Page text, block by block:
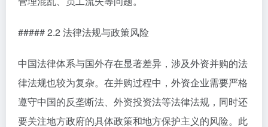
##### 2.2 法律法规与政策风险
中国法律体系与国外存在显著差异，涉及外资并购的法
律法规也较为复杂。在并购过程中，外资企业需要严格
遵守中国的反垄断法、外资投资法等法律法规，同时还
要关注地方政府的具体政策和地方保护主义的风险。此